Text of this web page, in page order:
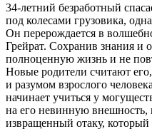
34-летний безработный
под колесами грузовика,
Он перерождается в
Грейрат. Сохранив знания и
полноценную жизнь и не
Новые родители считают
и разумом взрослого
начинает учиться у
на его невинную
извращенный отаку, который